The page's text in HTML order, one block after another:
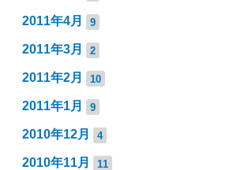
2011年4月 9
2011年3月 2
2011年2月 10
2011年1月 9
2010年12月 4
2010年11月 11